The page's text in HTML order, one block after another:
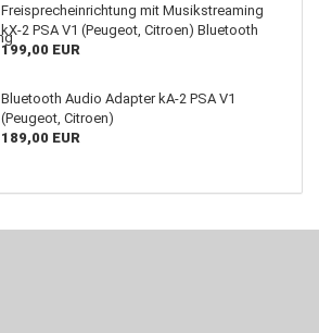
Freisprecheinrichtung mit Musikstreaming
kX-2 PSA V1 (Peugeot, Citroen) Bluetooth
199,00 EUR
Bluetooth Audio Adapter kA-2 PSA V1
(Peugeot, Citroen)
189,00 EUR